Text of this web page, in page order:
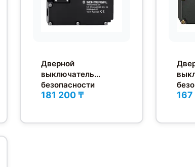
Дверной
выключатель
безопасности
Schmersal AZM
181 200 ₸